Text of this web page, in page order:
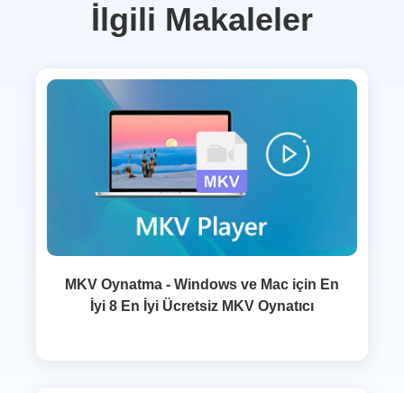
İlgili Makaleler
MKV Oynatma - Windows ve Mac için En
İyi 8 En İyi Ücretsiz MKV Oynatıcı